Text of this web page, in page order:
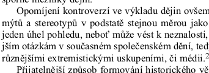
Opomíjení kontroverzí ve výkladu dějin
mýtů a stereotypů v podstatě stejnou měrou
jeden úhel pohledu, neboť může vést k
jším otázkám v současném společenském dění,
různějšími extremistickými uskupeními, či médii. 2
Přijatelnější způsob formování historického